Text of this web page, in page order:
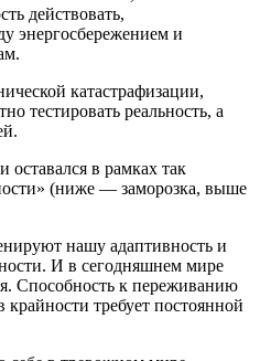
действовать,
энергосбережением и
катастрафизации,
тестировать реальность, а
в рамках так
(ниже — заморозка, выше
нашу адаптивность и
И в сегодняшнем мире
Способность к переживанию
крайности требует постоянной